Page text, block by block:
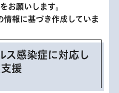
お願いします。
報に基づき作成していま
ス感染症に対応し
援